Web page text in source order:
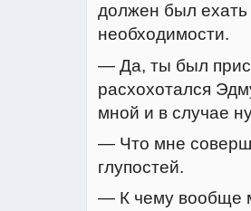
должен был ехать
необходимости.
— Да, ты был
расхохотался
мной и в случае
— Что мне
глупостей.
— К чему вообще